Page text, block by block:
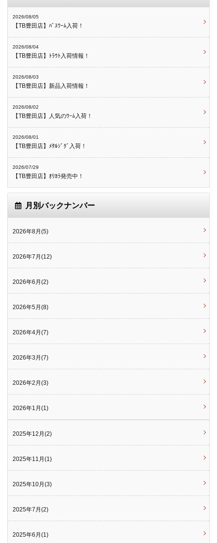
2026/08/05
【TB豊田店】ﾊﾞｽﾜｰﾑ入荷！
2026/08/04
【TB豊田店】ﾄﾗｳﾄ入荷情報！
2026/08/03
【TB豊田店】新品入荷情報！
2026/08/02
【TB豊田店】人気のﾜｰﾑ入荷！
2026/08/01
【TB豊田店】ﾒﾀﾙｼﾞｸﾞ入荷！
2026/07/29
【TB豊田店】ｵﾘｶﾗ発売中！
月別バックナンバー
2026年8月(5)
2026年7月(12)
2026年6月(2)
2026年5月(8)
2026年4月(7)
2026年3月(7)
2026年2月(3)
2026年1月(1)
2025年12月(2)
2025年11月(1)
2025年10月(3)
2025年7月(2)
2025年6月(1)